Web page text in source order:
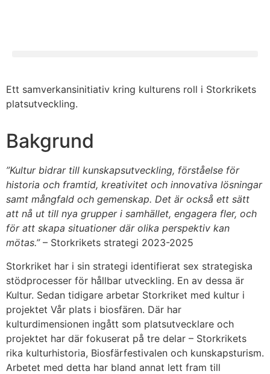
Ett samverkansinitiativ kring kulturens roll i Storkrikets
platsutveckling.
Bakgrund
”Kultur bidrar till kunskapsutveckling, förståelse för
historia och framtid, kreativitet och innovativa lösningar
samt mångfald och gemenskap. Det är också ett sätt
att nå ut till nya grupper i samhället, engagera fler, och
för att skapa situationer där olika perspektiv kan
mötas.”– Storkrikets strategi 2023-2025
Storkriket har i sin strategi identifierat sex strategiska
stödprocesser för hållbar utveckling. En av dessa är
Kultur. Sedan tidigare arbetar Storkriket med kultur i
projektet Vår plats i biosfären. Där har
kulturdimensionen ingått som platsutvecklare och
projektet har där fokuserat på tre delar – Storkrikets
rika kulturhistoria, Biosfärfestivalen och kunskapsturism.
Arbetet med detta har bland annat lett fram till